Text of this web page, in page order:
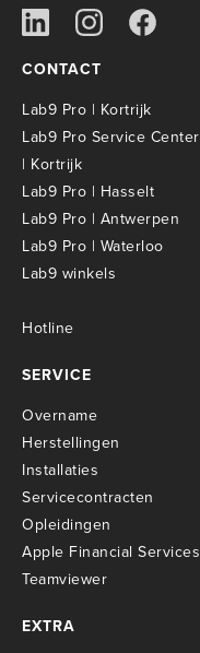
CONTACT
Lab9 Pro | Kortrijk
Lab9 Pro Service Center
| Kortrijk
Lab9 Pro | Hasselt
Lab9 Pro | Antwerpen
Lab9 Pro | Waterloo
Lab9 winkels
Hotline
SERVICE
Overname
Herstellingen
Installaties
Servicecontracten
Opleidingen
Apple Financial Services
Teamviewer
EXTRA